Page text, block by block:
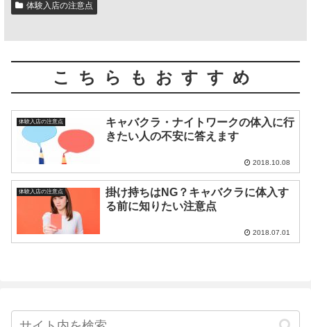
体験入店の注意点
こちらもおすすめ
体験入店の注意点
キャバクラ・ナイトワークの体入に行
きたい人の不安に答えます
2018.10.08
体験入店の注意点
掛け持ちはNG？キャバクラに体入す
る前に知りたい注意点
2018.07.01